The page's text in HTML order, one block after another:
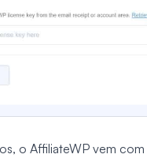
o AffiliateWP vem com